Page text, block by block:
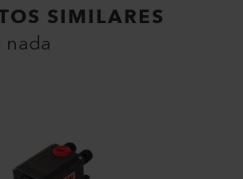
SIMILARES